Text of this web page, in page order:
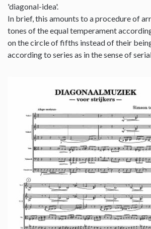
'diagonal-idea'.
In brief, this amounts to a procedure of
tones of the equal temperament
on the circle of fifths instead of their
according to series as in the sense of